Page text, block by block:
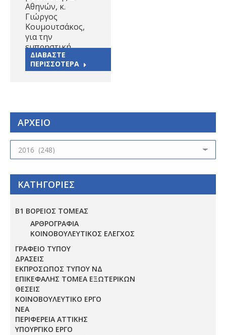
Αθηνών, κ.
Γιώργος
Κουμουτσάκος,
για την
εμπρηστική…
ΔΙΑΒΑΣΤΕ
ΠΕΡΙΣΣΟΤΕΡΑ
ΑΡΧΕΙΟ
ΑΡΧΕΙΟ
ΚΑΤΗΓΟΡΙΕΣ
Β1 ΒΟΡΕΙΟΣ ΤΟΜΕΑΣ
ΑΡΘΡΟΓΡΑΦΙΑ
ΚΟΙΝΟΒΟΥΛΕΥΤΙΚΟΣ ΕΛΕΓΧΟΣ
ΓΡΑΦΕΙΟ ΤΥΠΟΥ
ΔΡΑΣΕΙΣ
ΕΚΠΡΟΣΩΠΟΣ ΤΥΠΟΥ ΝΔ
ΕΠΙΚΕΦΑΛΗΣ ΤΟΜΕΑ ΕΞΩΤΕΡΙΚΩΝ
ΘΕΣΕΙΣ
ΚΟΙΝΟΒΟΥΛΕΥΤΙΚΟ ΕΡΓΟ
ΝΕΑ
ΠΕΡΙΦΕΡΕΙΑ ΑΤΤΙΚΗΣ
ΥΠΟΥΡΓΙΚΟ ΕΡΓΟ